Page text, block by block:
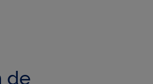
de